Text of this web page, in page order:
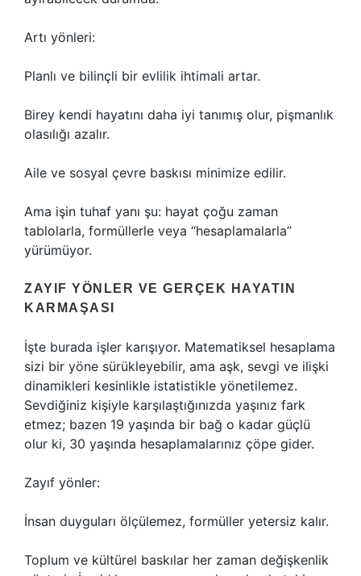
Artı yönleri:
Planlı ve bilinçli bir evlilik ihtimali artar.
Birey kendi hayatını daha iyi tanımış olur, pişmanlık
olasılığı azalır.
Aile ve sosyal çevre baskısı minimize edilir.
Ama işin tuhaf yanı şu: hayat çoğu zaman
tablolarla, formüllerle veya “hesaplamalarla”
yürümüyor.
ZAYIF YÖNLER VE GERÇEK HAYATIN
KARMAŞASI
İşte burada işler karışıyor. Matematiksel hesaplama
sizi bir yöne sürükleyebilir, ama aşk, sevgi ve ilişki
dinamikleri kesinlikle istatistikle yönetilemez.
Sevdiğiniz kişiyle karşılaştığınızda yaşınız fark
etmez; bazen 19 yaşında bir bağ o kadar güçlü
olur ki, 30 yaşında hesaplamalarınız çöpe gider.
Zayıf yönler:
İnsan duyguları ölçülemez, formüller yetersiz kalır.
Toplum ve kültürel baskılar her zaman değişkenlik